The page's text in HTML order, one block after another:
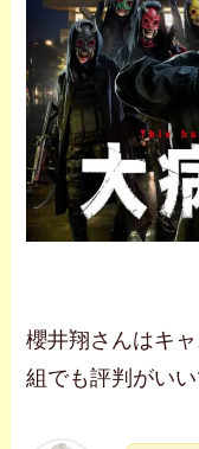
櫻井翔さんはキ
組でも評判がいい